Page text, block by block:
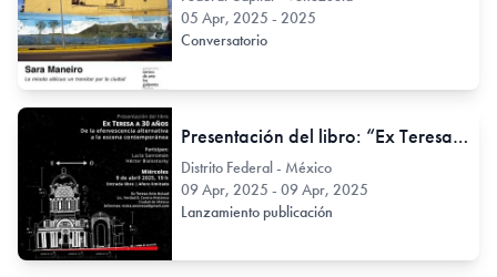
05 Apr, 2025 - 2025
Conversatorio
Presentación del libro: “Ex Teresa a 30 años. De la efervescencia alternativa a la escena contemporánea.”
Distrito Federal - México
09 Apr, 2025 - 09 Apr, 2025
Lanzamiento publicación